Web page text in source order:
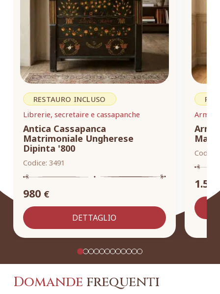
RESTAURO INCLUSO
Librerie, secretaire e cassapanche
Antica Cassapanca
Matrimoniale Ungherese
Dipinta '800
Codice: 3491
980 €
DETTAGLIO
Codice:
Domandefrequenti